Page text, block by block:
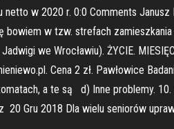
netto w 2020 r. 0:0 Comments Janusz
bowiem w tzw. strefach
we Wrocławiu). ŻYCIE.
Cena 2 zł. Pawłowice
a te są d) Inne problemy. 10.
Gru 2018 Dla wielu seniorów